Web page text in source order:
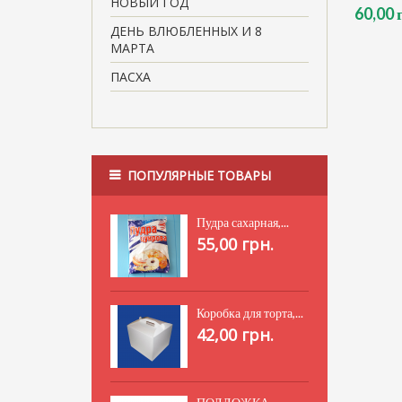
ДЕНЬ ВЛЮБЛЕННЫХ И 8
МАРТА
ПАСХА
ПОПУЛЯРНЫЕ ТОВАРЫ
Пудра сахарная,...
55,00 грн.
Коробка для торта,...
42,00 грн.
60,00